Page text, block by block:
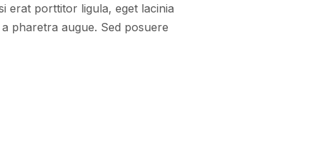
erat porttitor ligula, eget lacinia
pharetra augue. Sed posuere